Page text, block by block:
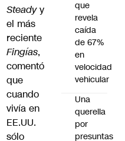
Steadyy
el más
reciente
Fingías,
comentó
que
cuando
vivía en
EE.UU.
sólo
que
revela
caída
de 67%
en
velocidad
vehicular
Una
querella
por
presuntas